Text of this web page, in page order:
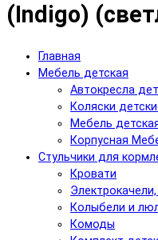
(Indigo)
Главная
Мебель детская
Автокресла
Коляски
Мебель
Корпусная
Стульчики для
Кровати
Колыбели и
Комоды